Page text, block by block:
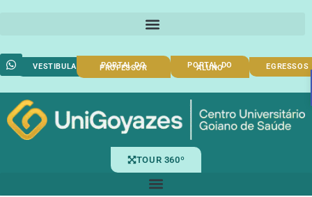
VESTIBULAR PORTAL DO
PROFESSOR PORTAL DO
ALUNO EGRESSOS
TOUR 360º